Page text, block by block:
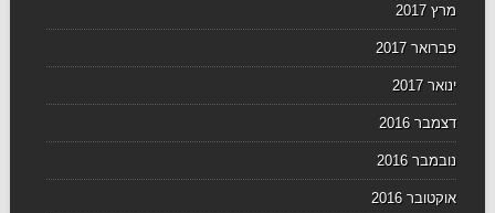
מרץ 2017
פברואר 2017
ינואר 2017
דצמבר 2016
נובמבר 2016
אוקטובר 2016